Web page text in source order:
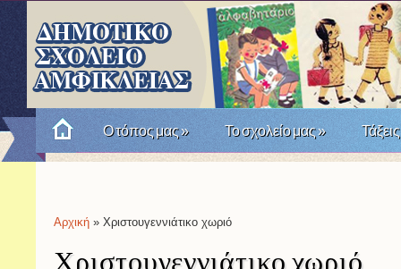
Ο τόπος μας» Το σχολείο μας» Τάξεις
Είστε εδώ
Αρχική » Χριστουγεννιάτικο χωριό